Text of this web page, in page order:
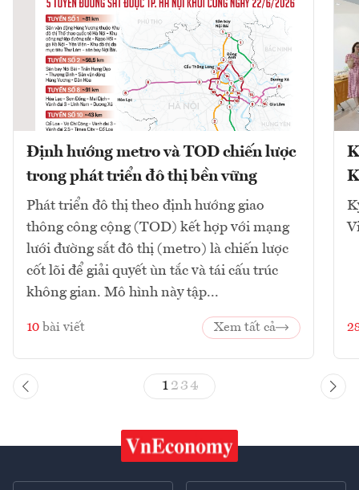
Định hướng metro và TOD chiến lược
trong phát triển đô thị bền vững
Phát triển đô thị theo định hướng giao
thông công cộng (TOD) kết hợp với mạng
lưới đường sắt đô thị (metro) là chiến lược
cốt lõi để giải quyết ùn tắc và tái cấu trúc
không gian. Mô hình này tập...
10 bài viết Xem tất cả
1 23 4